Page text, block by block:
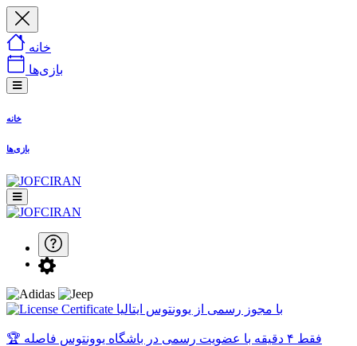
خانه
بازی‌ها
خانه
بازی‌ها
با مجوز رسمی از یوونتوس ایتالیا
🏆 فقط ۴ دقیقه با عضویت رسمی در باشگاه یوونتوس فاصله